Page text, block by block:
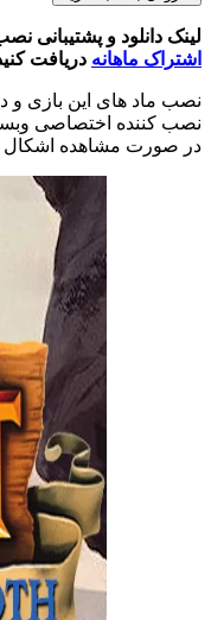
Guardians
of
Azeroth
Reforged
2
عدد
لینک دانلود و پشتیبانی
اشتراک ماهانه دریافت
نصب کننده اختصاصی
در صورت مشاهده اشکال در